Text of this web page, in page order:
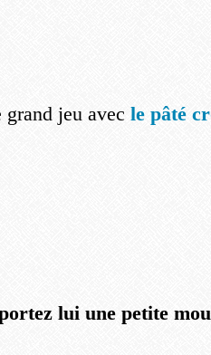
jeu avec le pâté
lui une petite